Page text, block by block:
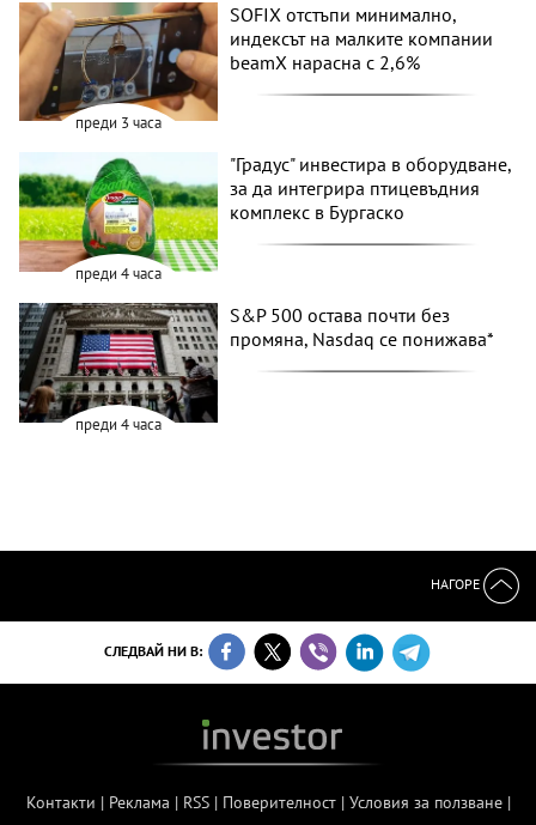
преди 3 часа
SOFIX отстъпи минимално,
индексът на малките компании
beamX нарасна с 2,6%
преди 4 часа
"Градус" инвестира в оборудване,
за да интегрира птицевъдния
комплекс в Бургаско
преди 4 часа
S&P 500 остава почти без
промяна, Nasdaq се понижава*
НАГОРЕ
СЛЕДВАЙ НИ В:
Контакти | Реклама | RSS| Поверителност| Условия за ползване|